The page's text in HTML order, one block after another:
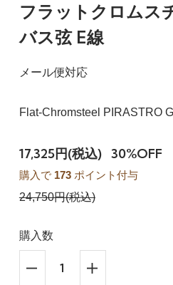
フラットクロムス
バス弦 E線
メール便対応
Flat-Chromsteel PIRASTRO
17,325円(税込) 30%OFF
購入で 173ポイント付与
24,750円(税込)
購入数